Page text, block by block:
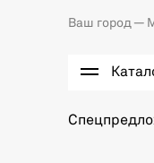
Ваш город —